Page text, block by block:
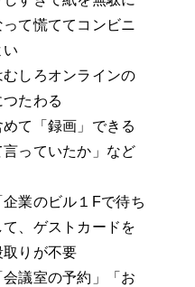
て慌ててコンビニ
い
しろオンラインの
たわる
て「録画」できる
っていたか」など
業のビル１Fで待ち
、ゲストカードを
取りが不要
議室の予約」「お